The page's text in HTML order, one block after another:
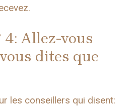
4: Allez-vous
dites que
les conseillers qui disent: